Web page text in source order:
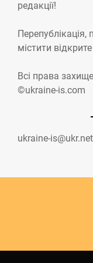
редакції!
Перепублікація,
містити
Всі права
©ukraine-is.com
ukraine-is@ukr.net